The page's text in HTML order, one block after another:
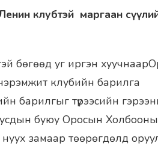
клубтэй маргаан
бөгөөд уг иргэн хуучнаар
клубийн барилга
барилгыг түрээсийн
буюу Оросын Холбооны
замаар төөрөгдөлд